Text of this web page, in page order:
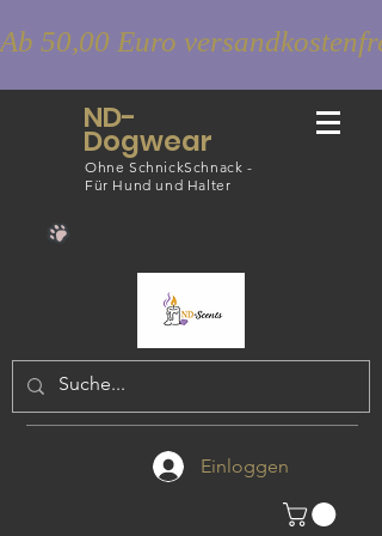
Ab 50,00 Euro versandkostenfrei
ND-
Dogwear
Ohne SchnickSchnack -
Für Hund und Halter
Einloggen